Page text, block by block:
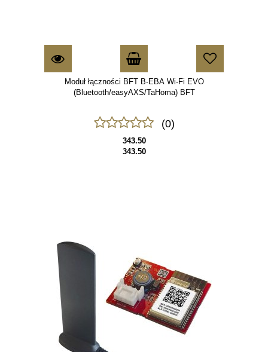
Moduł łączności BFT B-EBA Wi-Fi EVO
(Bluetooth/easyAXS/TaHoma) BFT
(0)
343.50
343.50